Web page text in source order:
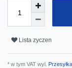
Lista zyczen
* w tym VAT wyl. Przesyłka